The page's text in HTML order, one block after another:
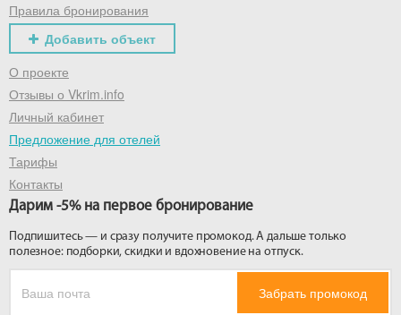
Правила бронирования
Добавить объект
О проекте
Отзывы о Vkrim.info
Личный кабинет
Предложение для отелей
Тарифы
Контакты
Дарим -5% на первое бронирование
Подпишитесь — и сразу получите промокод. А дальше только
полезное: подборки, скидки и вдохновение на отпуск.
Забрать промокод